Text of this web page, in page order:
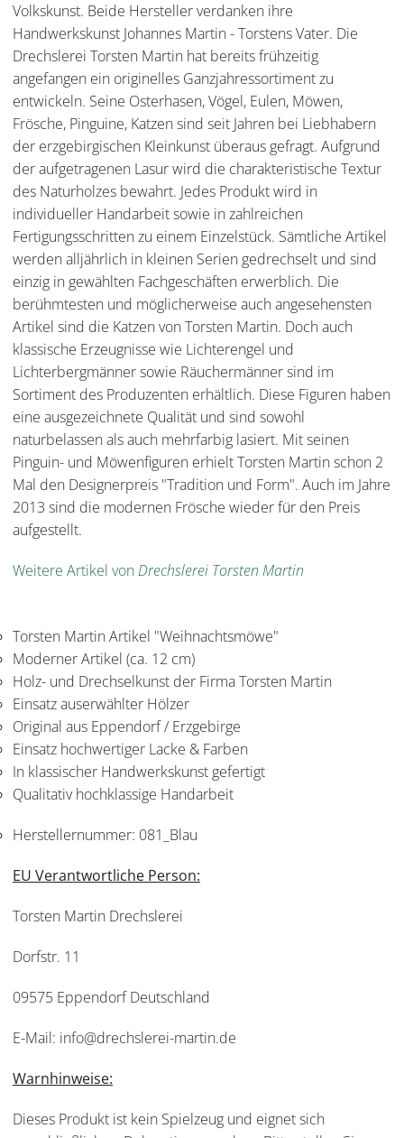
Volkskunst. Beide Hersteller verdanken ihre
Handwerkskunst Johannes Martin - Torstens Vater. Die
Drechslerei Torsten Martin hat bereits frühzeitig
angefangen ein originelles Ganzjahressortiment zu
entwickeln. Seine Osterhasen, Vögel, Eulen, Möwen,
Frösche, Pinguine, Katzen sind seit Jahren bei Liebhabern
der erzgebirgischen Kleinkunst überaus gefragt. Aufgrund
der aufgetragenen Lasur wird die charakteristische Textur
des Naturholzes bewahrt. Jedes Produkt wird in
individueller Handarbeit sowie in zahlreichen
Fertigungsschritten zu einem Einzelstück. Sämtliche Artikel
werden alljährlich in kleinen Serien gedrechselt und sind
einzig in gewählten Fachgeschäften erwerblich. Die
berühmtesten und möglicherweise auch angesehensten
Artikel sind die Katzen von Torsten Martin. Doch auch
klassische Erzeugnisse wie Lichterengel und
Lichterbergmänner sowie Räuchermänner sind im
Sortiment des Produzenten erhältlich. Diese Figuren haben
eine ausgezeichnete Qualität und sind sowohl
naturbelassen als auch mehrfarbig lasiert. Mit seinen
Pinguin- und Möwenfiguren erhielt Torsten Martin schon 2
Mal den Designerpreis "Tradition und Form". Auch im Jahre
2013 sind die modernen Frösche wieder für den Preis
aufgestellt.
Weitere Artikel vonDrechslerei Torsten Martin
Torsten Martin Artikel "Weihnachtsmöwe"
Moderner Artikel (ca. 12 cm)
Holz- und Drechselkunst der Firma Torsten Martin
Einsatz auserwählter Hölzer
Original aus Eppendorf / Erzgebirge
Einsatz hochwertiger Lacke & Farben
In klassischer Handwerkskunst gefertigt
Qualitativ hochklassige Handarbeit
Herstellernummer: 081_Blau
EU Verantwortliche Person:
Torsten Martin Drechslerei
Dorfstr. 11
09575 Eppendorf Deutschland
E-Mail: info@drechslerei-martin.de
Warnhinweise:
Dieses Produkt ist kein Spielzeug und eignet sich